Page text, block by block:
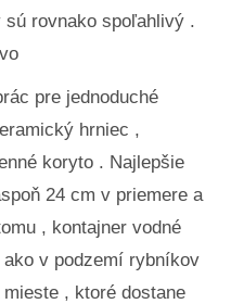
sú rovnako spoľahlivý .
pre jednoduché
hrniec ,
koryto . Najlepšie
24 cm v priemere a
, kontajner vodné
v podzemí rybníkov
, ktoré dostane